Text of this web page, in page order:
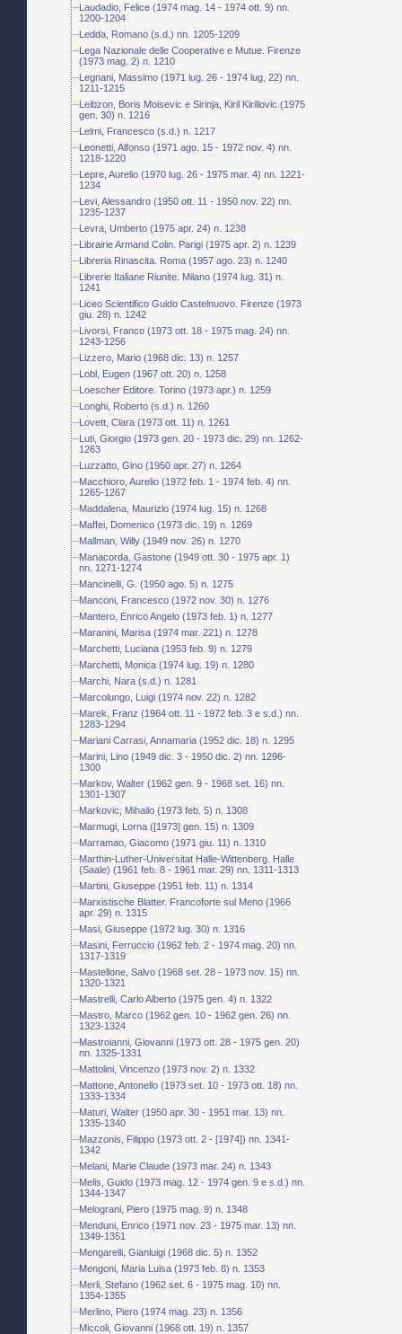
Laudadio, Felice (1974 mag. 14 - 1974 ott. 9) nn.
1200-1204
Ledda, Romano (s.d.) nn. 1205-1209
Lega Nazionale delle Cooperative e Mutue. Firenze
(1973 mag. 2) n. 1210
Legnani, Massimo (1971 lug. 26 - 1974 lug. 22) nn.
1211-1215
Leibzon, Boris Moisevic e Sirinja, Kiril Kirillovic (1975
gen. 30) n. 1216
Lelmi, Francesco (s.d.) n. 1217
Leonetti, Alfonso (1971 ago. 15 - 1972 nov. 4) nn.
1218-1220
Lepre, Aurelio (1970 lug. 26 - 1975 mar. 4) nn. 1221-
1234
Levi, Alessandro (1950 ott. 11 - 1950 nov. 22) nn.
1235-1237
Levra, Umberto (1975 apr. 24) n. 1238
Librairie Armand Colin. Parigi (1975 apr. 2) n. 1239
Libreria Rinascita. Roma (1957 ago. 23) n. 1240
Librerie Italiane Riunite. Milano (1974 lug. 31) n.
1241
Liceo Scientifico Guido Castelnuovo. Firenze (1973
giu. 28) n. 1242
Livorsi, Franco (1973 ott. 18 - 1975 mag. 24) nn.
1243-1256
Lizzero, Mario (1968 dic. 13) n. 1257
Lobl, Eugen (1967 ott. 20) n. 1258
Loescher Editore. Torino (1973 apr.) n. 1259
Longhi, Roberto (s.d.) n. 1260
Lovett, Clara (1973 ott. 11) n. 1261
Luti, Giorgio (1973 gen. 20 - 1973 dic. 29) nn. 1262-
1263
Luzzatto, Gino (1950 apr. 27) n. 1264
Macchioro, Aurelio (1972 feb. 1 - 1974 feb. 4) nn.
1265-1267
Maddalena, Maurizio (1974 lug. 15) n. 1268
Maffei, Domenico (1973 dic. 19) n. 1269
Mallman, Willy (1949 nov. 26) n. 1270
Manacorda, Gastone (1949 ott. 30 - 1975 apr. 1)
nn. 1271-1274
Mancinelli, G. (1950 ago. 5) n. 1275
Manconi, Francesco (1972 nov. 30) n. 1276
Mantero, Enrico Angelo (1973 feb. 1) n. 1277
Maranini, Marisa (1974 mar. 221) n. 1278
Marchetti, Luciana (1953 feb. 9) n. 1279
Marchetti, Monica (1974 lug. 19) n. 1280
Marchi, Nara (s.d.) n. 1281
Marcolungo, Luigi (1974 nov. 22) n. 1282
Marek, Franz (1964 ott. 11 - 1972 feb. 3 e s.d.) nn.
1283-1294
Mariani Carrasi, Annamaria (1952 dic. 18) n. 1295
Marini, Lino (1949 dic. 3 - 1950 dic. 2) nn. 1296-
1300
Markov, Walter (1962 gen. 9 - 1968 set. 16) nn.
1301-1307
Markovic, Mihailo (1973 feb. 5) n. 1308
Marmugi, Lorna ([1973] gen. 15) n. 1309
Marramao, Giacomo (1971 giu. 11) n. 1310
Marthin-Luther-Universitat Halle-Wittenberg. Halle
(Saale) (1961 feb. 8 - 1961 mar. 29) nn. 1311-1313
Martini, Giuseppe (1951 feb. 11) n. 1314
Marxistische Blatter. Francoforte sul Meno (1966
apr. 29) n. 1315
Masi, Giuseppe (1972 lug. 30) n. 1316
Masini, Ferruccio (1962 feb. 2 - 1974 mag. 20) nn.
1317-1319
Mastellone, Salvo (1968 set. 28 - 1973 nov. 15) nn.
1320-1321
Mastrelli, Carlo Alberto (1975 gen. 4) n. 1322
Mastro, Marco (1962 gen. 10 - 1962 gen. 26) nn.
1323-1324
Mastroianni, Giovanni (1973 ott. 28 - 1975 gen. 20)
nn. 1325-1331
Mattolini, Vincenzo (1973 nov. 2) n. 1332
Mattone, Antonello (1973 set. 10 - 1973 ott. 18) nn.
1333-1334
Maturi, Walter (1950 apr. 30 - 1951 mar. 13) nn.
1335-1340
Mazzonis, Filippo (1973 ott. 2 - [1974]) nn. 1341-
1342
Melani, Marie Claude (1973 mar. 24) n. 1343
Melis, Guido (1973 mag. 12 - 1974 gen. 9 e s.d.) nn.
1344-1347
Melograni, Piero (1975 mag. 9) n. 1348
Menduni, Enrico (1971 nov. 23 - 1975 mar. 13) nn.
1349-1351
Mengarelli, Gianluigi (1968 dic. 5) n. 1352
Mengoni, Maria Luisa (1973 feb. 8) n. 1353
Merli, Stefano (1962 set. 6 - 1975 mag. 10) nn.
1354-1355
Merlino, Piero (1974 mag. 23) n. 1356
Miccoli, Giovanni (1968 ott. 19) n. 1357